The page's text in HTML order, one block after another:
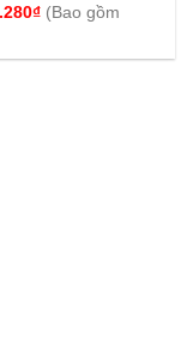
₫ (Bao gồm